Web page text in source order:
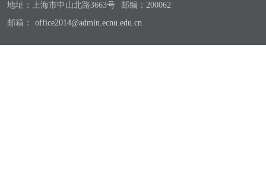
地址：上海市中山北路3663号
邮编：200062
邮箱：
office2014@admin.ecnu.edu.cn